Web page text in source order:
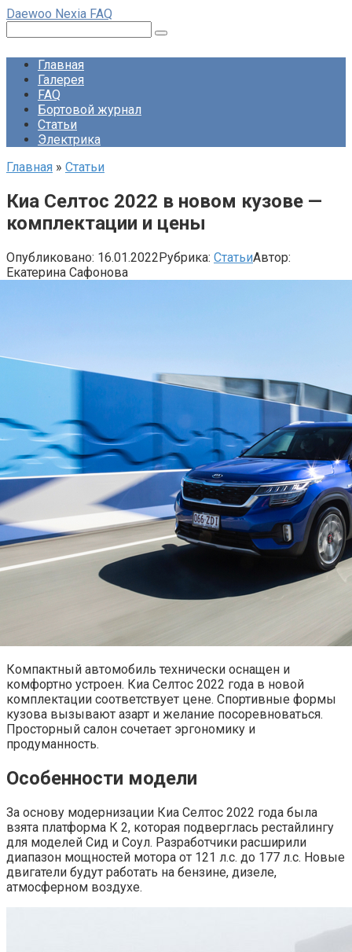
Перейти
контенту
Daewoo Nexia FAQ
Главная
Галерея
FAQ
Бортовой журнал
Статьи
Электрика
Главная » Статьи
Киа Селтос 2022 в новом кузове —
комплектации и цены
Опубликовано: 16.01.2022Рубрика: СтатьиАвтор:
Екатерина Сафонова
Компактный автомобиль технически оснащен и
комфортно устроен. Киа Селтос 2022 года в новой
комплектации соответствует цене. Спортивные формы
кузова вызывают азарт и желание посоревноваться.
Просторный салон сочетает эргономику и
продуманность.
Особенности модели
За основу модернизации Киа Селтос 2022 года была
взята платформа К 2, которая подверглась рестайлингу
для моделей Сид и Соул. Разработчики расширили
диапазон мощностей мотора от 121 л.с. до 177 л.с. Новые
двигатели будут работать на бензине, дизеле,
атмосферном воздухе.